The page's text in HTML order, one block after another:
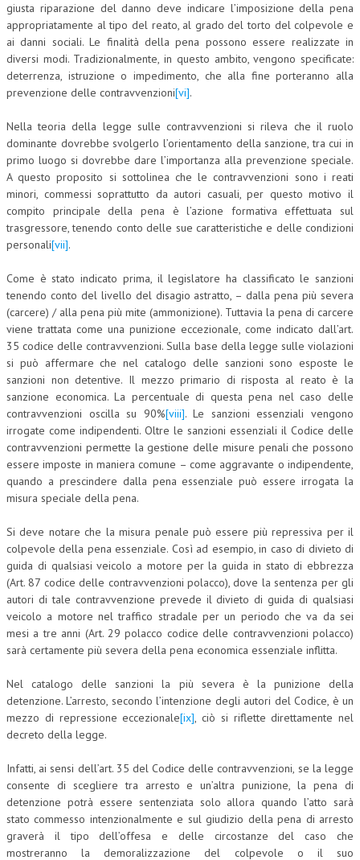
EUROPEA
COSTITUZIONALE
CIVILE
TRIBUTARIA
PENALE
NEWS
ARCHIVIO EVENTI (FINO AL 2022)
CORSI ENTI TERZI
BOLLETTINO FINANZIAMENTI
TELEGRAM
DOCUMENTI
MANUALI E MONOGRAFIE
TESI DI LAUREA
MATERIALE DIDATTICO
INVITI E PROMOZIONI
giusta riparazione del danno deve indicare l’imposizione della pena
appropriatamente al tipo del reato, al grado del torto del colpevole e
ai danni sociali. Le finalità della pena possono essere realizzate in
diversi modi. Tradizionalmente, in questo ambito, vengono specificate:
deterrenza, istruzione o impedimento, che alla fine porteranno alla
prevenzione delle contravvenzioni[vi].
Nella teoria della legge sulle contravvenzioni si rileva che il ruolo
dominante dovrebbe svolgerlo l’orientamento della sanzione, tra cui in
primo luogo si dovrebbe dare l’importanza alla prevenzione speciale.
A questo proposito si sottolinea che le contravvenzioni sono i reati
minori, commessi soprattutto da autori casuali, per questo motivo il
compito principale della pena è l’azione formativa effettuata sul
trasgressore, tenendo conto delle sue caratteristiche e delle condizioni
personali[vii].
Come è stato indicato prima, il legislatore ha classificato le sanzioni
tenendo conto del livello del disagio astratto, – dalla pena più severa
(carcere) / alla pena più mite (ammonizione). Tuttavia la pena di carcere
viene trattata come una punizione eccezionale, come indicato dall’art.
35 codice delle contravvenzioni. Sulla base della legge sulle violazioni
si può affermare che nel catalogo delle sanzioni sono esposte le
sanzioni non detentive. Il mezzo primario di risposta al reato è la
sanzione economica. La percentuale di questa pena nel caso delle
contravvenzioni oscilla su 90%[viii]. Le sanzioni essenziali vengono
irrogate come indipendenti. Oltre le sanzioni essenziali il Codice delle
contravvenzioni permette la gestione delle misure penali che possono
essere imposte in maniera comune – come aggravante o indipendente,
quando a prescindere dalla pena essenziale può essere irrogata la
misura speciale della pena.
Si deve notare che la misura penale può essere più repressiva per il
colpevole della pena essenziale. Così ad esempio, in caso di divieto di
guida di qualsiasi veicolo a motore per la guida in stato di ebbrezza
(Art. 87 codice delle contravvenzioni polacco), dove la sentenza per gli
autori di tale contravvenzione prevede il divieto di guida di qualsiasi
veicolo a motore nel traffico stradale per un periodo che va da sei
mesi a tre anni (Art. 29 polacco codice delle contravvenzioni polacco)
sarà certamente più severa della pena economica essenziale inflitta.
Nel catalogo delle sanzioni la più severa è la punizione della
detenzione. L’arresto, secondo l’intenzione degli autori del Codice, è un
mezzo di repressione eccezionale[ix], ciò si riflette direttamente nel
decreto della legge.
Infatti, ai sensi dell’art. 35 del Codice delle contravvenzioni, se la legge
consente di scegliere tra arresto e un’altra punizione, la pena di
detenzione potrà essere sentenziata solo allora quando l’atto sarà
stato commesso intenzionalmente e sul giudizio della pena di arresto
graverà il tipo dell’offesa e delle circostanze del caso che
mostreranno la demoralizzazione del colpevole o il suo